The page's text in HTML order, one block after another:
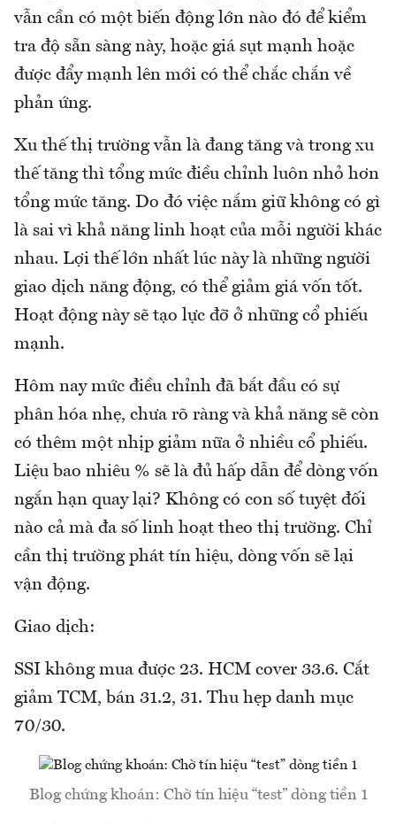
vẫn cần có một biến động lớn nào đó để kiểm
tra độ sẵn sàng này, hoặc giá sụt mạnh hoặc
được đẩy mạnh lên mới có thể chắc chắn về
phản ứng.
Xu thế thị trường vẫn là đang tăng và trong xu
thế tăng thì tổng mức điều chỉnh luôn nhỏ hơn
tổng mức tăng. Do đó việc nắm giữ không có gì
là sai vì khả năng linh hoạt của mỗi người khác
nhau. Lợi thế lớn nhất lúc này là những người
giao dịch năng động, có thể giảm giá vốn tốt.
Hoạt động này sẽ tạo lực đỡ ở những cổ phiếu
mạnh.
Hôm nay mức điều chỉnh đã bắt đầu có sự
phân hóa nhẹ, chưa rõ ràng và khả năng sẽ còn
có thêm một nhịp giảm nữa ở nhiều cổ phiếu.
Liệu bao nhiêu % sẽ là đủ hấp dẫn để dòng vốn
ngắn hạn quay lại? Không có con số tuyệt đối
nào cả mà đa số linh hoạt theo thị trường. Chỉ
cần thị trường phát tín hiệu, dòng vốn sẽ lại
vận động.
Giao dịch:
SSI không mua được 23. HCM cover 33.6. Cắt
giảm TCM, bán 31.2, 31. Thu hẹp danh mục
70/30.
Blog chứng khoán: Chờ tín hiệu “test” dòng tiền 1